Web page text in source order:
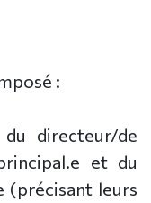
:
directeur/de
et du
(précisant leurs